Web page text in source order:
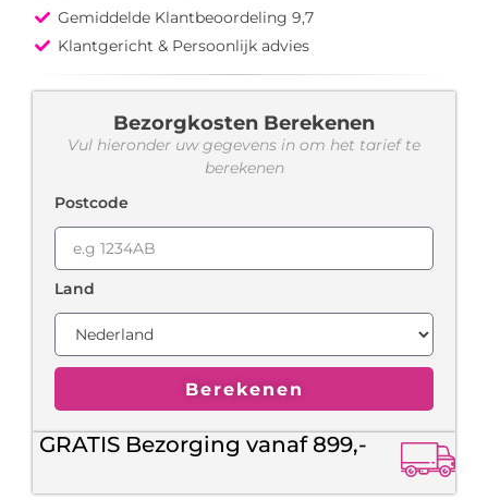
Gemiddelde Klantbeoordeling 9,7
Klantgericht & Persoonlijk advies
Bezorgkosten Berekenen
Vul hieronder uw gegevens in om het tarief te
berekenen
Postcode
Land
Berekenen
GRATIS Bezorging vanaf 899,-